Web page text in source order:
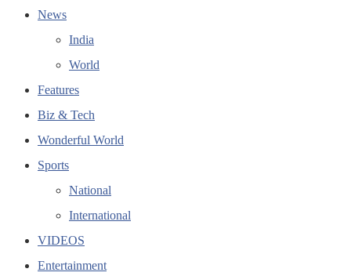
News
India
World
Features
Biz & Tech
Wonderful World
Sports
National
International
VIDEOS
Entertainment